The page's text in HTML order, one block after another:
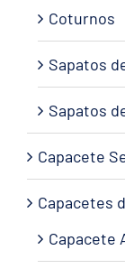
Coturnos
Sapatos
Sapatos
Capacete
Capacetes
Capacete